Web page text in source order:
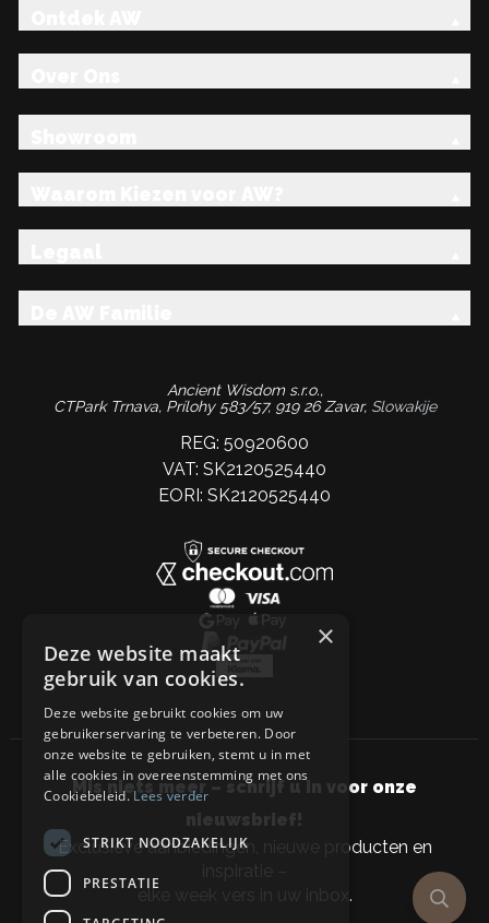
Ancient Wisdom s.r.o.,
CTPark Trnava, Prílohy 583/57, 919 26 Zavar, Slowakije
REG: 50920600
VAT: SK2120525440
EORI: SK2120525440
Mis niets meer – schrijf u in voor onze
nieuwsbrief!
Exclusieve aanbiedingen, nieuwe producten en
inspiratie –
elke week vers in uw inbox.
×
Deze website maakt
gebruik van cookies.
Deze website gebruikt cookies om uw
gebruikerservaring te verbeteren. Door
onze website te gebruiken, stemt u in met
alle cookies in overeenstemming met ons
Cookiebeleid.Lees verder
STRIKT NOODZAKELIJK
PRESTATIE